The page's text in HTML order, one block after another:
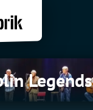
Legends